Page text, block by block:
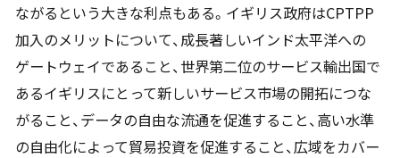
ながるという大きな利点もある。イギリス政府はCPTPP
加入のメリットについて、成長著しいインド太平洋への
ゲートウェイであること、世界第二位のサービス輸出国で
あるイギリスにとって新しいサービス市場の開拓につな
がること、データの自由な流通を促進すること、高い水準
の自由化によって貿易投資を促進すること、広域をカバー